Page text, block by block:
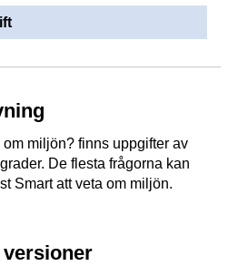
om miljön? finns uppgifter av
De flesta frågorna kan
Smart att veta om miljön.